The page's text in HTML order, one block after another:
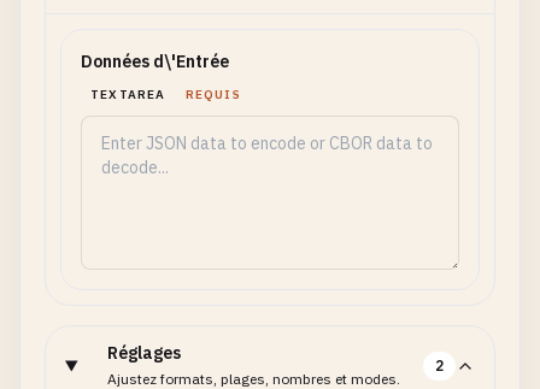
Données d\'Entrée
TEXTAREA REQUIS
Réglages
Ajustez formats, plages, nombres et modes.
2